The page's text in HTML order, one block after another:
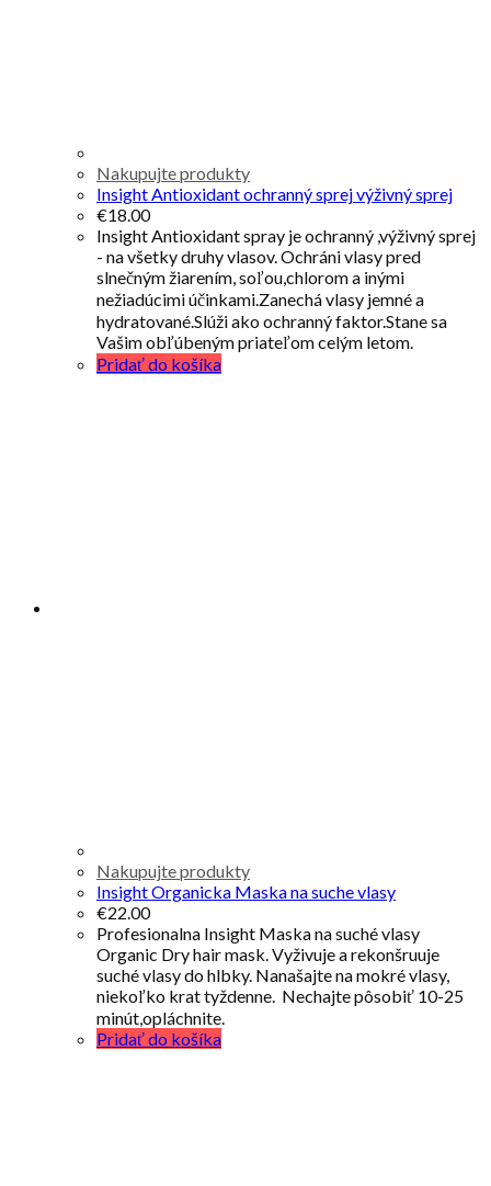
Nakupujte produkty
Insight Antioxidant ochranný sprej výživný sprej
€18.00
Insight Antioxidant spray je ochranný ,výživný sprej
- na všetky druhy vlasov. Ochráni vlasy pred
slnečným žiarením, soľou,chlorom a inými
nežiadúcimi účinkami.Zanechá vlasy jemné a
hydratované.Slúži ako ochranný faktor.Stane sa
Vašim obľúbeným priateľom celým letom.
Pridať do košíka
Nakupujte produkty
Insight Organicka Maska na suche vlasy
€22.00
Profesionalna Insight Maska na suché vlasy
Organic Dry hair mask. Vyživuje a rekonšruuje
suché vlasy do hlbky. Nanašajte na mokré vlasy,
niekoľko krat tyždenne. Nechajte pôsobiť 10-25
minút,opláchnite.
Pridať do košíka